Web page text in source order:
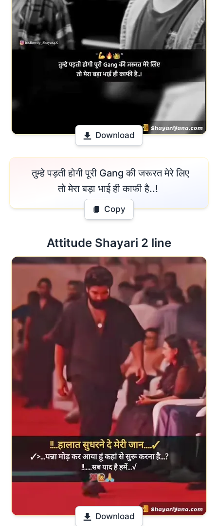
Download
तुम्हे पड़ती होगी पूरी Gang की जरूरत मेरे लिए
तो मेरा बड़ा भाई ही काफी है..!
Copy
Attitude Shayari 2 line
Download